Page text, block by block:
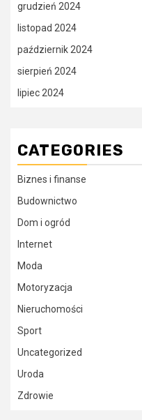
grudzień 2024
listopad 2024
październik 2024
sierpień 2024
lipiec 2024
CATEGORIES
Biznes i finanse
Budownictwo
Dom i ogród
Internet
Moda
Motoryzacja
Nieruchomości
Sport
Uncategorized
Uroda
Zdrowie